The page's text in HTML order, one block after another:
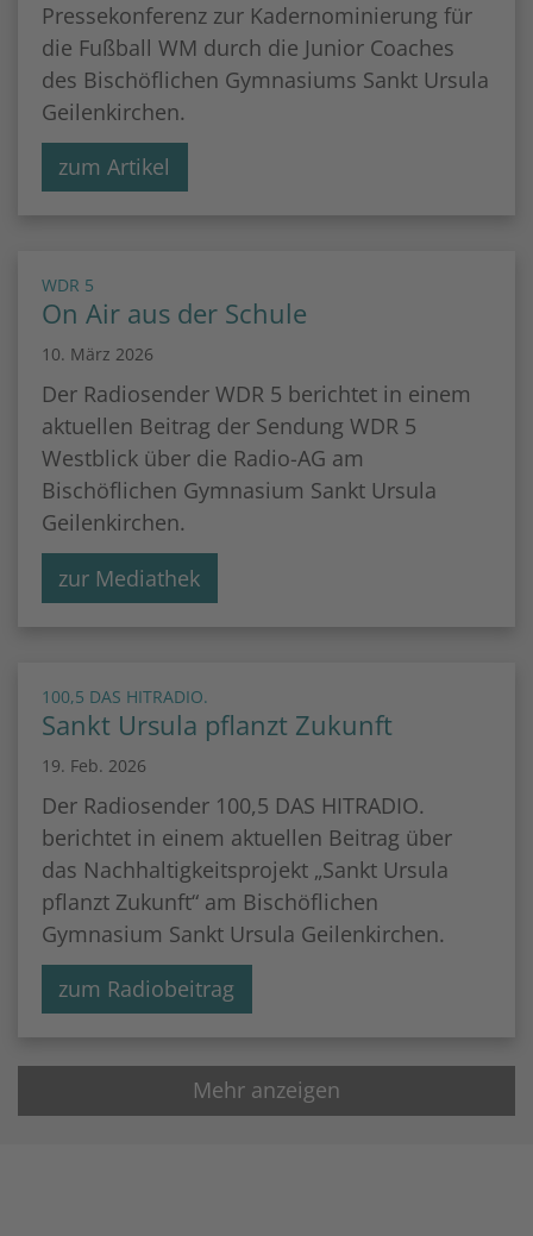
Pressekonferenz zur Kadernominierung für
die Fußball WM durch die Junior Coaches
des Bischöflichen Gymnasiums Sankt Ursula
Geilenkirchen.
zum Artikel
WDR 5
On Air aus der Schule
10. März 2026
Der Radiosender WDR 5 berichtet in einem
aktuellen Beitrag der Sendung WDR 5
Westblick über die Radio-AG am
Bischöflichen Gymnasium Sankt Ursula
Geilenkirchen.
zur Mediathek
100,5 DAS HITRADIO.
Sankt Ursula pflanzt Zukunft
19. Feb. 2026
Der Radiosender 100,5 DAS HITRADIO.
berichtet in einem aktuellen Beitrag über
das Nachhaltigkeitsprojekt „Sankt Ursula
pflanzt Zukunft“ am Bischöflichen
Gymnasium Sankt Ursula Geilenkirchen.
zum Radiobeitrag
Mehr anzeigen